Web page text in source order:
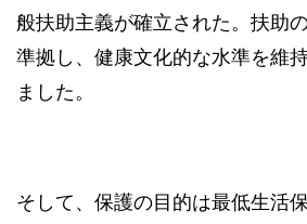
般扶助主義が確立された。扶助
準拠し、健康文化的な水準を維
ました。
そして、保護の目的は最低生活